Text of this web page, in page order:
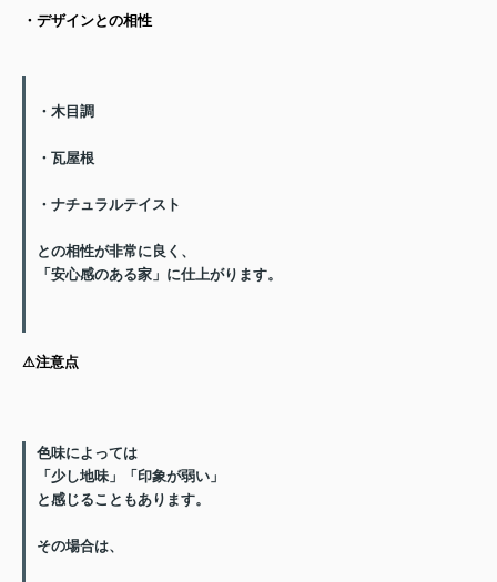
・デザインとの相性
・木目調
・瓦屋根
・ナチュラルテイスト
との相性が非常に良く、
「安心感のある家」に仕上がります。
⚠︎注意点
色味によっては
「少し地味」「印象が弱い」
と感じることもあります。
その場合は、